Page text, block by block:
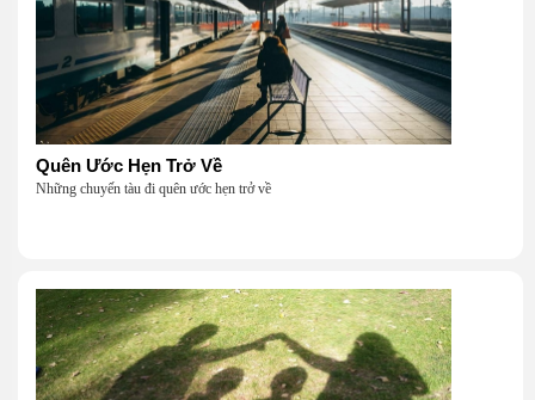
Quên Ước Hẹn Trở Về
Những chuyến tàu đi quên ước hẹn trở về